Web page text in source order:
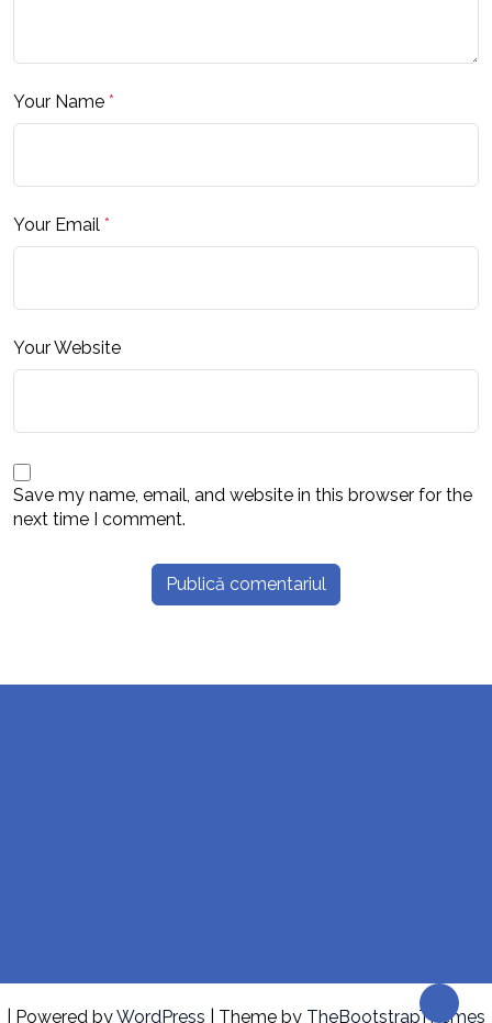
Your Name *
Your Email *
Your Website
Save my name, email, and website in this browser for the
next time I comment.
| Powered byWordPress | Theme by TheBootstrapThemes